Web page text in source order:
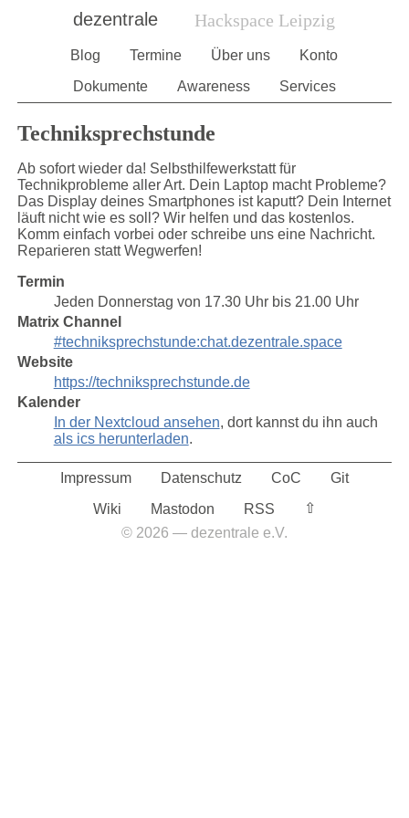
dezentrale Hackspace Leipzig
Blog Termine Über uns
Konto
Dokumente
Awareness Services
Techniksprechstunde
Ab sofort wieder da! Selbsthilfewerkstatt für
Technikprobleme aller Art. Dein Laptop macht Probleme?
Das Display deines Smartphones ist kaputt? Dein Internet
läuft nicht wie es soll? Wir helfen und das kostenlos.
Komm einfach vorbei oder schreibe uns eine Nachricht.
Reparieren statt Wegwerfen!
Termin
Jeden Donnerstag von 17.30 Uhr bis 21.00 Uhr
Matrix Channel
#techniksprechstunde:chat.dezentrale.space
Website
https://techniksprechstunde.de
Kalender
In der Nextcloud ansehen, dort kannst du ihn auch
als ics herunterladen.
Impressum Datenschutz CoC
Git
Wiki
Mastodon RSS
⇧︎
© 2026 — dezentrale e.V.